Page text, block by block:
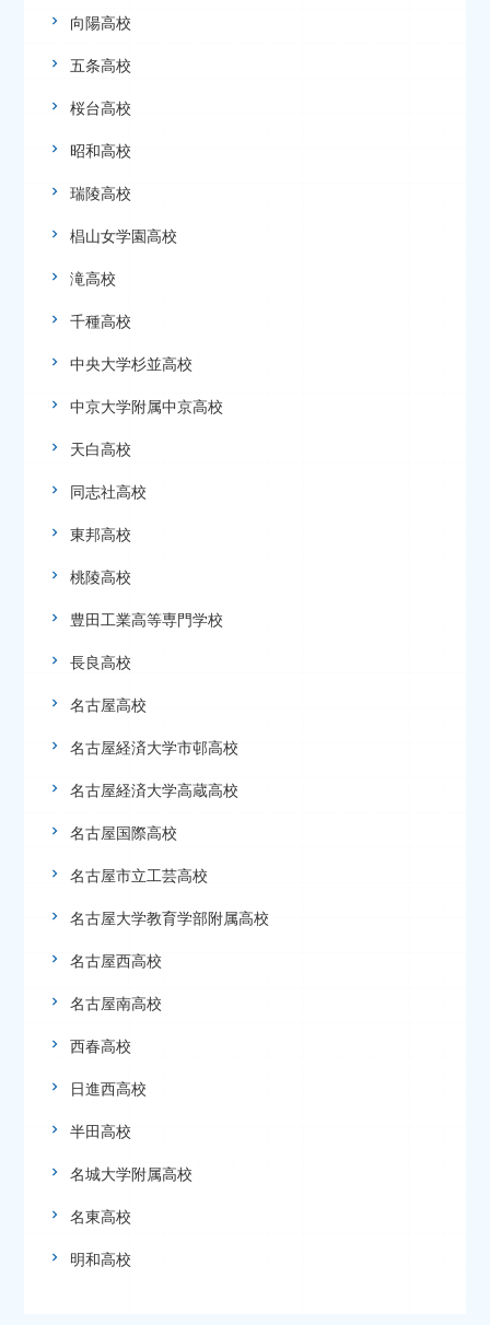
向陽高校
五条高校
桜台高校
昭和高校
瑞陵高校
椙山女学園高校
滝高校
千種高校
中央大学杉並高校
中京大学附属中京高校
天白高校
同志社高校
東邦高校
桃陵高校
豊田工業高等専門学校
長良高校
名古屋高校
名古屋経済大学市邨高校
名古屋経済大学高蔵高校
名古屋国際高校
名古屋市立工芸高校
名古屋大学教育学部附属高校
名古屋西高校
名古屋南高校
西春高校
日進西高校
半田高校
名城大学附属高校
名東高校
明和高校